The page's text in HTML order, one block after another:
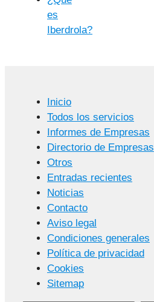
es
Iberdrola?
Inicio
Todos los servicios
Informes de Empresas
Directorio de Empresas
Otros
Entradas recientes
Noticias
Contacto
Aviso legal
Condiciones generales
Política de privacidad
Cookies
Sitemap